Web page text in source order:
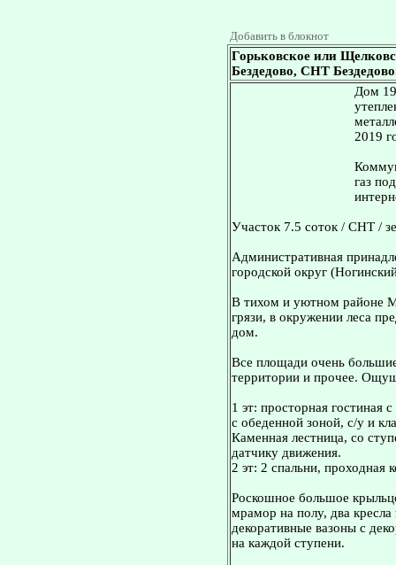
Добавить в блокнот
Горьковское или
Бездедово, СНТ
Дом
2019
газ
Участок 7.5 соток / СНТ /
Административная
городской округ
В тихом и уютном районе
грязи, в окружении леса
дом.
Все площади очень
территории и прочее.
1 эт: просторная гостиная
с обеденной зоной, с/у и
Каменная лестница, со
датчику движения.
2 эт: 2 спальни, проходная
Роскошное большое
мрамор на полу, два
декоративные вазоны с
на каждой ступени.